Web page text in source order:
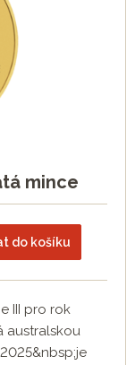
mince
do košíku
III pro rok
australskou